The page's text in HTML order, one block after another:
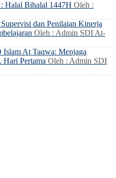
Halal Bihalal 1447H Oleh :
dan Penilaian Kinerja
Oleh : Admin SDI At-
At Taqwa: Menjaga
Hari Pertama Oleh : Admin SDI